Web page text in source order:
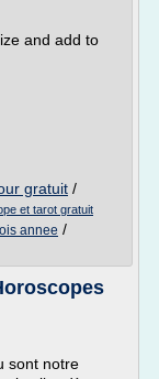
and add to
gratuit /
et tarot gratuit
annee /
sont notre